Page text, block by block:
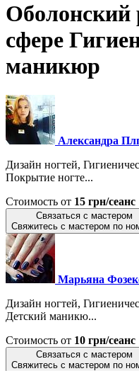
Оболонский
сфере
маникюр
Александра
Дизайн ногтей,
Покрытие ногте...
Стоимость от 15 грн/сеанс
Связаться с мастером
Свяжитесь с мастером по
Марьяна
Дизайн ногтей,
Детский маникю...
Стоимость от 10 грн/сеанс
Связаться с мастером
Свяжитесь с мастером по